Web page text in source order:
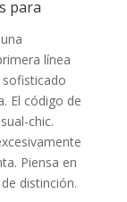
para
línea
El código de
chic.
Piensa en
distinción.